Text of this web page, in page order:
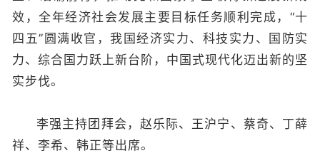
效，全年经济社会发展主要目标任务顺利完成，“十
四五”圆满收官，我国经济实力、科技实力、国防实
力、综合国力跃上新台阶，中国式现代化迈出新的坚
实步伐。
李强主持团拜会，赵乐际、王沪宁、蔡奇、丁薛
祥、李希、韩正等出席。